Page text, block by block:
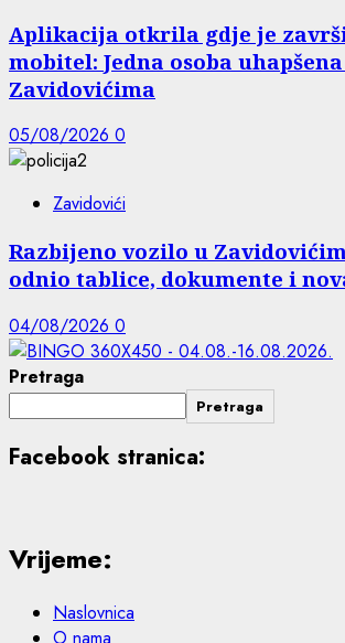
Aplikacija otkrila gdje je
mobitel: Jedna osoba
Zavidovićima
05/08/2026 0
Zavidovići
Razbijeno vozilo u
odnio tablice, dokumente i
04/08/2026 0
Pretraga
Pretraga
Facebook stranica:
Vrijeme:
Naslovnica
O nama